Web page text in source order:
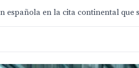
en la cita continental que